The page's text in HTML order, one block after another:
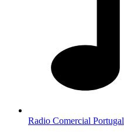
Radio Comercial Portugal